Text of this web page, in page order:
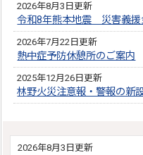
2026年8月3日更新
令和8年熊本地震 災害義援
2026年7月22日更新
熱中症予防休憩所のご案内
2025年12月26日更新
林野火災注意報・警報の新
2026年8月3日更新